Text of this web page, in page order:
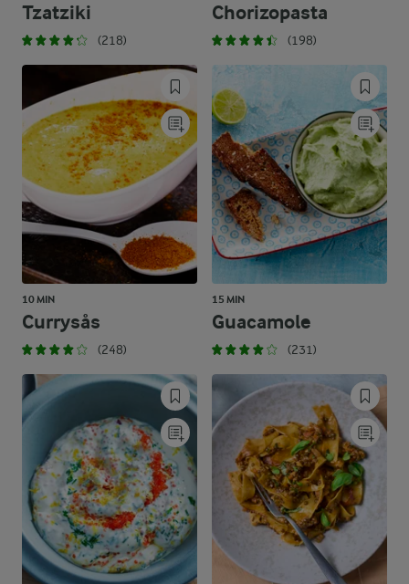
Tzatziki
(218)
Chorizopasta
(198)
10 MIN
Currysås
(248)
15 MIN
Guacamole
(231)